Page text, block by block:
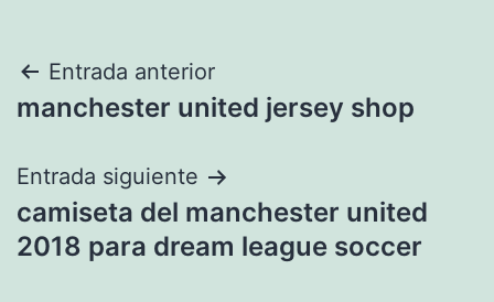
Navegación
de
entradas
Entrada anterior
manchester united jersey shop
Entrada siguiente
camiseta del manchester united
2018 para dream league soccer